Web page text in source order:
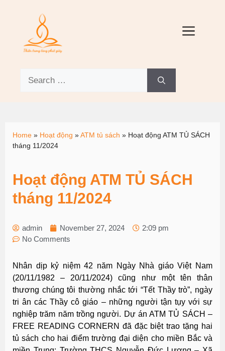
Home » Hoạt động »ATM tủ sách » Hoạt động ATM TỦ SÁCH
tháng 11/2024
Hoạt động ATM TỦ SÁCH
tháng 11/2024
admin November 27, 2024
2:09 pm
No Comments
Nhân dịp kỷ niệm 42 năm Ngày Nhà giáo Việt Nam
(20/11/1982 – 20/11/2024) cũng như một tên thân
thương chúng tôi thường nhắc tới “Tết Thầy trò”, ngày
tri ân các Thầy cô giáo – những người tận tụy với sự
nghiệp trăm năm trồng người. Dự án ATM TỦ SÁCH –
FREE READING CORNERN đã đặc biệt trao tặng hai
tủ sách cho hai điểm trường đại diện cho miền Bắc và